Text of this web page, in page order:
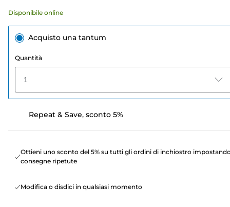
Disponibile online
Acquisto una tantum
Quantità
1
Repeat & Save, sconto 5%
Ottieni uno sconto del 5% su tutti gli ordini di inchiostro
consegne ripetute
Modifica o disdici in qualsiasi momento